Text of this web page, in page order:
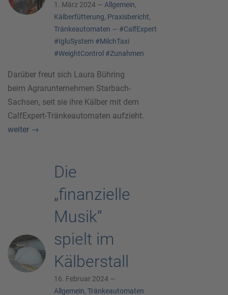
1. März 2024 — Allgemein,
Kälberfütterung, Praxisbericht,
Tränkeautomaten — #CalfExpert
#IgluSystem #MilchTaxi
#WeightControl #Zunahmen
Darüber freut sich Laura Bühring
beim Agrarunternehmen Starbach-
Sachsen, seit sie ihre Kälber mit dem
CalfExpert-Tränkeautomaten aufzieht.
weiter →
Die
„finanzielle
Musik“
spielt im
Kälberstall
16. Februar 2024 —
Allgemein, Tränkeautomaten